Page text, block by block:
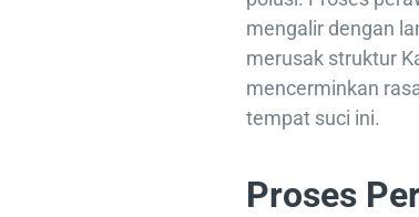
mengalir dengan
merusak struktur
mencerminkan
tempat suci ini.
Proses